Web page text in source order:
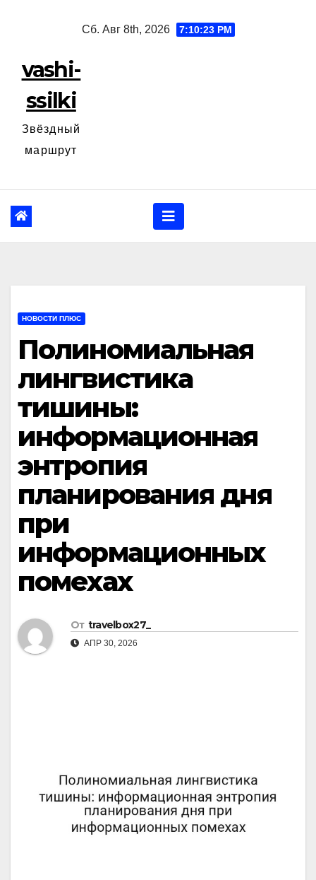
Сб. Авг 8th, 2026 7:10:24 PM
vashi-
ssilki
Звёздный
маршрут
НОВОСТИ ПЛЮС
Полиномиальная
лингвистика
тишины:
информационная
энтропия
планирования дня
при
информационных
помехах
От travelbox27_
АПР 30, 2026